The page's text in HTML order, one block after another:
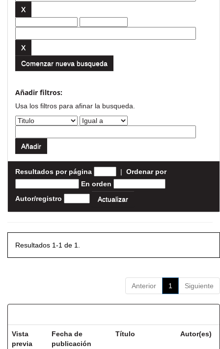
Comenzar nueva busqueda
Añadir filtros:
Usa los filtros para afinar la busqueda.
Resultados por página | Ordenar por
En orden
Autor/registro
Resultados 1-1 de 1.
Anterior 1 Siguiente
Vista
previa
Fecha de
publicación
Título Autor(es)